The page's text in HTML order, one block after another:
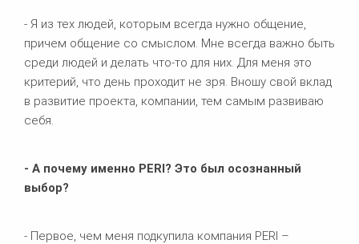
- Я из тех людей, которым всегда нужно общение,
причем общение со смыслом. Мне всегда важно быть
среди людей и делать что-то для них. Для меня это
критерий, что день проходит не зря. Вношу свой вклад
в развитие проекта, компании, тем самым развиваю
себя.
- А почему именно PERI? Это был осознанный
выбор?
- Первое, чем меня подкупила компания PERI –